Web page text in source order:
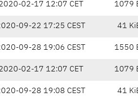
02-17 12:07 CET 1079
09-22 17:25 CEST 41
09-28 19:06 CEST 1550
02-17 12:07 CET 1079
09-28 19:08 CEST 41